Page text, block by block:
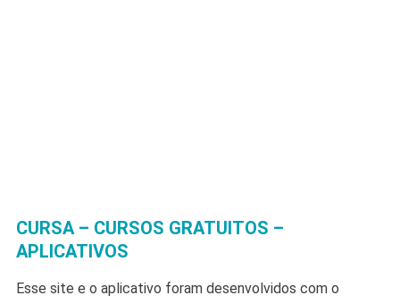
CURSA – CURSOS GRATUITOS –
APLICATIVOS
Esse site e o aplicativo foram desenvolvidos com o